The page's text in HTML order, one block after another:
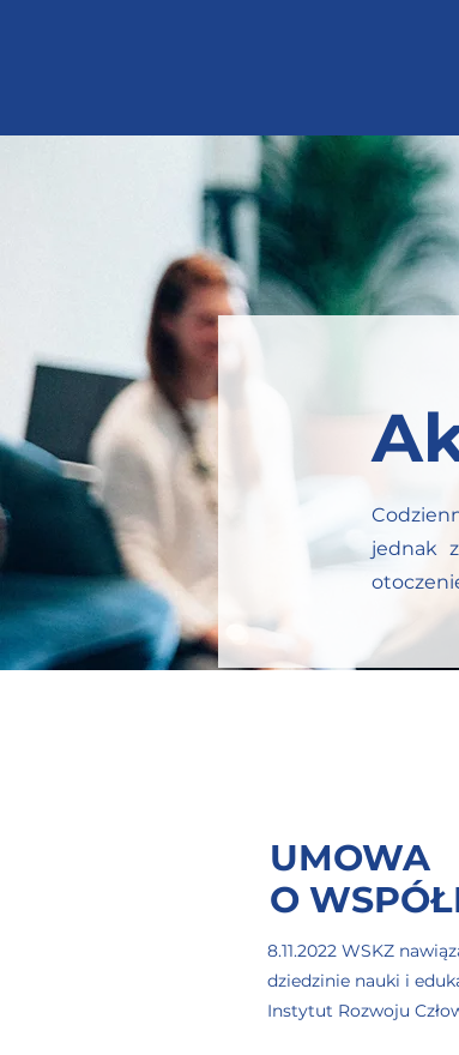
jednak
UMOWA
O
8.11.2022 WSKZ
dziedzinie nauki i
Instytut Rozwoju